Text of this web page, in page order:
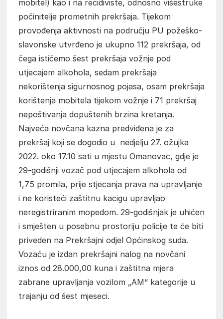
mobitel) kao i na recidiviste, odnosno višestruke
počinitelje prometnih prekršaja. Tijekom
provođenja aktivnosti na području PU požeško-
slavonske utvrđeno je ukupno 112 prekršaja, od
čega ističemo šest prekršaja vožnje pod
utjecajem alkohola, sedam prekršaja
nekorištenja sigurnosnog pojasa, osam prekršaja
korištenja mobitela tijekom vožnje i 71 prekršaj
nepoštivanja dopuštenih brzina kretanja.
Najveća novčana kazna predviđena je za
prekršaj koji se dogodio u nedjelju 27. ožujka
2022. oko 17.10 sati u mjestu Omanovac, gdje je
29-godišnji vozač pod utjecajem alkohola od
1,75 promila, prije stjecanja prava na upravljanje
i ne koristeći zaštitnu kacigu upravljao
neregistriranim mopedom. 29-godišnjak je uhićen
i smješten u posebnu prostoriju policije te će biti
priveden na Prekršajni odjel Općinskog suda.
Vozaču je izdan prekršajni nalog na novčani
iznos od 28.000,00 kuna i zaštitna mjera
zabrane upravljanja vozilom „AM“ kategorije u
trajanju od šest mjeseci.